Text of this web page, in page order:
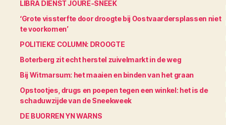
LIBRA DIENST JOURE-SNEEK
‘Grote vissterfte door droogte bij Oostvaardersplassen niet
te voorkomen’
POLITIEKE COLUMN: DROOGTE
Boterberg zit echt herstel zuivelmarkt in de weg
Bij Witmarsum: het maaien en binden van het graan
Opstootjes, drugs en poepen tegen een winkel: het is de
schaduwzijde van de Sneekweek
DE BUORREN YN WARNS